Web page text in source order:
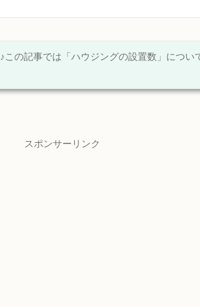
この記事では「ハウジングの設置数」につい
スポンサーリンク